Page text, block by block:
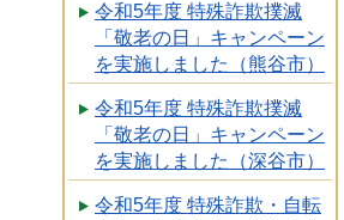
令和5年度 特殊詐欺撲滅
「敬老の日」キャンペーン
を実施しました（熊谷市）
令和5年度 特殊詐欺撲滅
「敬老の日」キャンペーン
を実施しました（深谷市）
令和5年度 特殊詐欺・自転